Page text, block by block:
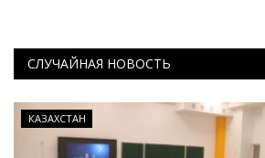
СЛУЧАЙНАЯ НОВОСТЬ
КАЗАХСТАН